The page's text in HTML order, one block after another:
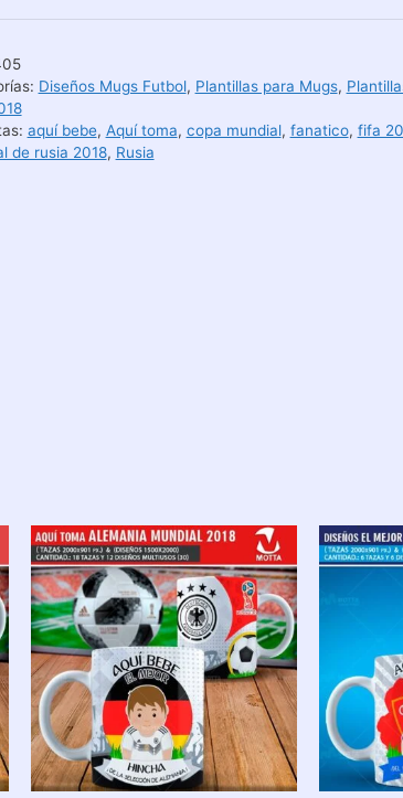
Diseños Mugs Futbol, Plantillas para Mugs,
aquí bebe, Aquí toma, copa mundial, fanatico, fifa
de rusia 2018, Rusia